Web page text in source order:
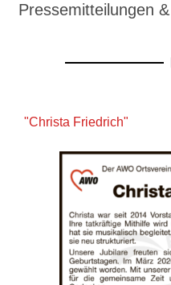
Pressemitteilungen
"Christa Friedrich"